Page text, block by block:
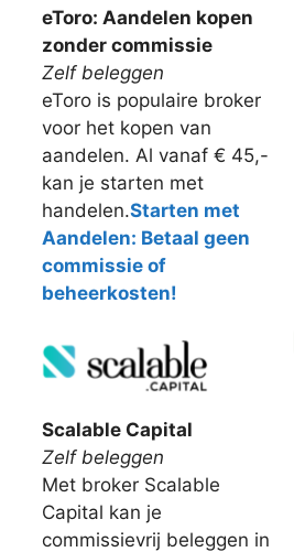
eToro: Aandelen kopen
zonder commissie
Zelf beleggen
eToro is populaire broker
voor het kopen van
aandelen. Al vanaf € 45,-
kan je starten met
handelen.Starten met
Aandelen: Betaal geen
commissie of
beheerkosten!
Scalable Capital
Zelf beleggen
Met broker Scalable
Capital kan je
commissievrij beleggen in